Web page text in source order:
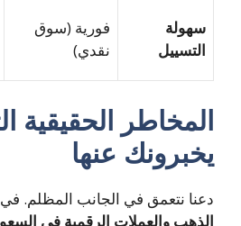
سهولة
التسييل
فورية (سوق
نقدي)
المخاطر الحقيقية
يخبرونك عنها
دعنا نتعمق في الجانب المظلم. في
الذهب والعملات الرقمية في